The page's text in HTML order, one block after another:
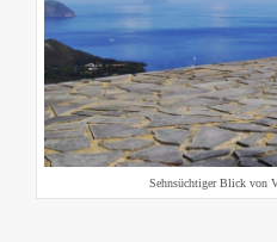
Sehnsüchtiger Blick von